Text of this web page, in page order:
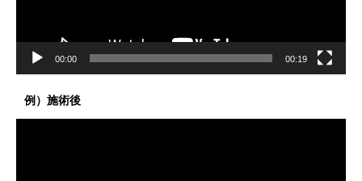
00:00 00:19
例）施術後